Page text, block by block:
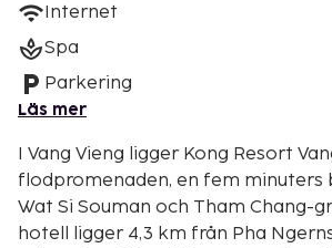
Internet
Spa
Parkering
Läs mer
I Vang Vieng ligger Kong Resort
flodpromenaden, en fem minuters
Wat Si Souman och Tham Chang-
hotell ligger 4,3 km från Pha